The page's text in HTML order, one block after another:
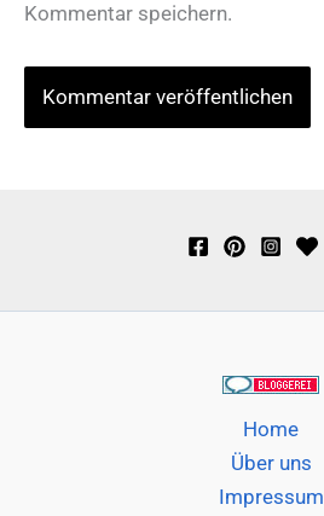
Kommentar speichern.
Home
Über uns
Impressum